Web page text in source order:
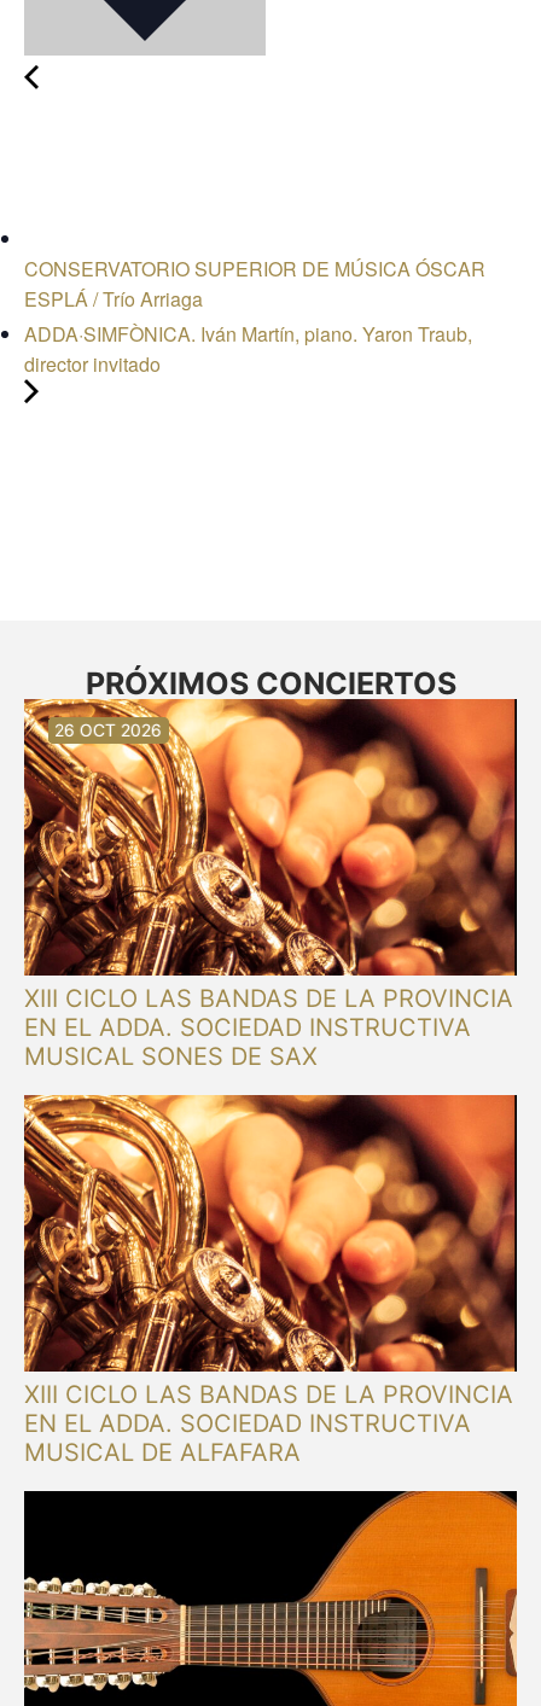
CONSERVATORIO SUPERIOR DE MÚSICA ÓSCAR
ESPLÁ / Trío Arriaga
ADDA·SIMFÒNICA. Iván Martín, piano. Yaron Traub,
director invitado
PRÓXIMOS CONCIERTOS
XIII CICLO LAS BANDAS DE LA PROVINCIA
EN EL ADDA. SOCIEDAD INSTRUCTIVA
MUSICAL SONES DE SAX
30 AGO 2026
XIII CICLO LAS BANDAS DE LA PROVINCIA
EN EL ADDA. SOCIEDAD INSTRUCTIVA
MUSICAL DE ALFAFARA
30 AGO 2026
13 SEP 2026
20 SEP 2026
20 SEP 2026
26 SEP 2026
03 OCT 2026
16 OCT 2026
26 OCT 2026